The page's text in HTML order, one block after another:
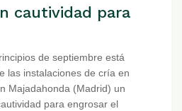
cautividad para
de septiembre está
las instalaciones de cría en
Majadahonda (Madrid) un
para engrosar el